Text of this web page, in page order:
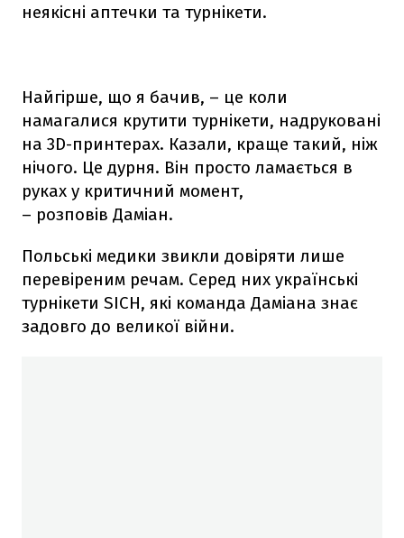
неякісні аптечки та турнікети.
Найгірше, що я бачив, – це коли
намагалися крутити турнікети, надруковані
на 3D-принтерах. Казали, краще такий, ніж
нічого. Це дурня. Він просто ламається в
руках у критичний момент,
– розповів Даміан.
Польські медики звикли довіряти лише
перевіреним речам. Серед них українські
турнікети SICH, які команда Даміана знає
задовго до великої війни.